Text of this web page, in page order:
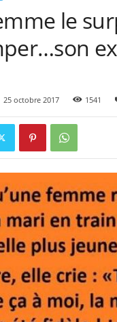
le
25 octobre 2017 1541